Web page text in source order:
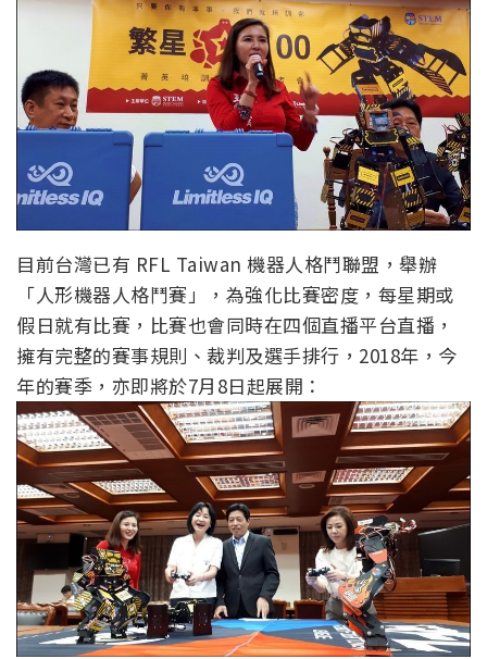
目前台灣已有 RFL Taiwan 機器人格鬥聯盟，舉辦
「人形機器人格鬥賽」，為強化比賽密度，每星期或
假日就有比賽，比賽也會同時在四個直播平台直播，
擁有完整的賽事規則、裁判及選手排行，2018年，今
年的賽季，亦即將於7月8日起展開：